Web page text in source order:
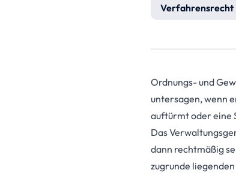
Verfahrensrecht
Ordnungs- und
untersagen, wenn
auftürmt oder eine
Das
dann rechtmäßig
zugrunde